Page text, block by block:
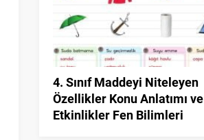
4. Sınıf Maddeyi Niteleyen
Özellikler Konu Anlatımı ve
Etkinlikler Fen Bilimleri